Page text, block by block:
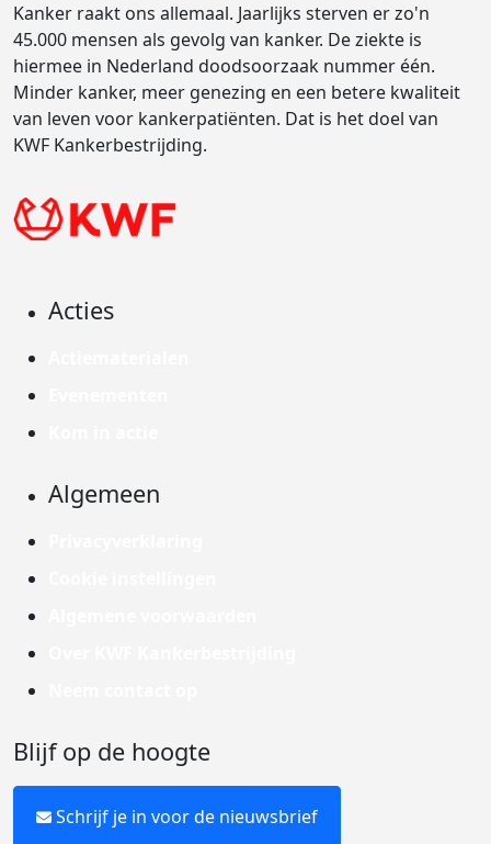
Kanker raakt ons allemaal. Jaarlijks sterven er zo'n
45.000 mensen als gevolg van kanker. De ziekte is
hiermee in Nederland doodsoorzaak nummer één.
Minder kanker, meer genezing en een betere kwaliteit
van leven voor kankerpatiënten. Dat is het doel van
KWF Kankerbestrijding.
Acties
Algemeen
Blijf op de hoogte
Schrijf je in voor de nieuwsbrief